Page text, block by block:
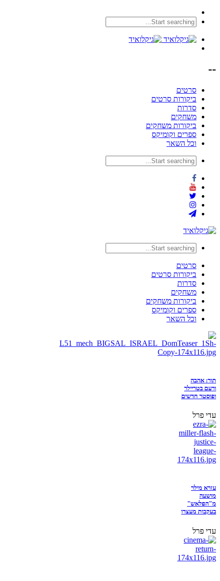
--
סרטים
ביקורות סרטים
סדרות
משחקים
ביקורות משחקים
ספרים וקומיקס
וכל השאר
סרטים
ביקורות סרטים
סדרות
משחקים
ביקורות משחקים
ספרים וקומיקס
וכל השאר
תור: אהבה
ורעם בטריילר
ופוסטר חדשים
עדי פרל
עזרא מילר
מושעה
מ"הפלאש"
בעקבות מעצרו
עדי פרל